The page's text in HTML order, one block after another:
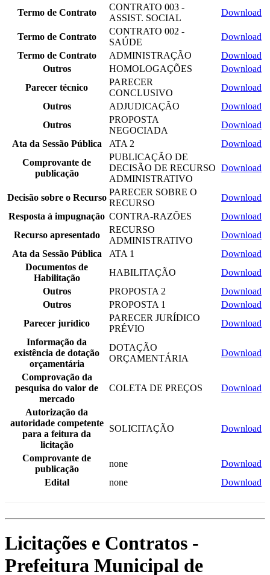
Termo de Contrato
CONTRATO 003 -
ASSIST. SOCIAL
Download
Termo de Contrato
CONTRATO 002 -
SAÚDE
Download
Termo de Contrato
ADMINISTRAÇÃO
Download
Outros
HOMOLOGAÇÕES
Download
Parecer técnico
PARECER
CONCLUSIVO
Download
Outros
ADJUDICAÇÃO
Download
Outros
PROPOSTA
NEGOCIADA
Download
Ata da Sessão Pública
ATA 2
Download
Comprovante de
publicação
PUBLICAÇÃO DE
DECISÃO DE RECURSO
ADMINISTRATIVO
Download
Decisão sobre o Recurso
PARECER SOBRE O
RECURSO
Download
Resposta à impugnação CONTRA-RAZÕES
Download
Recurso apresentado
RECURSO
ADMINISTRATIVO
Download
Ata da Sessão Pública
ATA 1
Download
Documentos de
Habilitação
HABILITAÇÃO
Download
Outros
PROPOSTA 2
Download
Outros
PROPOSTA 1
Download
Parecer jurídico
PARECER JURÍDICO
PRÉVIO
Download
Informação da
existência de dotação
orçamentária
DOTAÇÃO
ORÇAMENTÁRIA
Download
Comprovação da
pesquisa do valor de
mercado
COLETA DE PREÇOS Download
Autorização da
autoridade competente
para a feitura da
licitação
SOLICITAÇÃO Download
Comprovante de
publicação
none
Download
Edital
none Download
Licitações e Contratos -
Prefeitura Municipal de